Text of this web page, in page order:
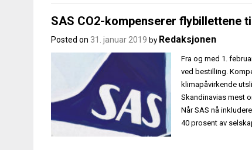
SAS CO2-kompenserer flybillettene
Posted on 31. januar 2019 by Redaksjonen
Fra og med 1.
ved bestilling.
klimapåvirkende
Skandinavias mest
Når SAS nå
40 prosent av